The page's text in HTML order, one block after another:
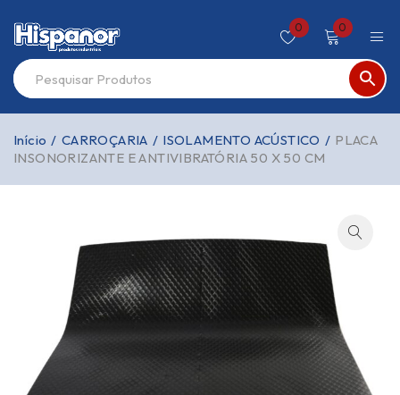
0 0
Início / CARROÇARIA / ISOLAMENTO ACÚSTICO / PLACA
INSONORIZANTE E ANTIVIBRATÓRIA 50 X 50 CM